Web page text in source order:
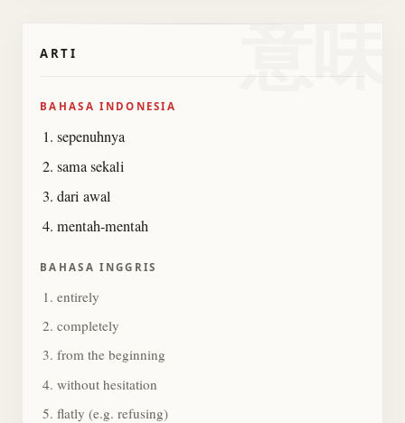
意味
ARTI
BAHASA INDONESIA
sepenuhnya
sama sekali
dari awal
mentah-mentah
BAHASA INGGRIS
entirely
completely
from the beginning
without hesitation
flatly (e.g. refusing)